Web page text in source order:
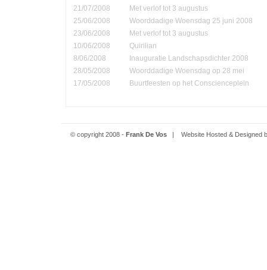
21/07/2008
Met verlof tot 3 augustus
25/06/2008
Woorddadige Woensdag 25 juni 2008
23/06/2008
Met verlof tot 3 augustus
10/06/2008
Quirilian
8/06/2008
Inauguratie Landschapsdichter 2008
28/05/2008
Woorddadige Woensdag op 28 mei
17/05/2008
Buurtfeesten op het Conscienceplein
© copyright 2008 - Frank De Vos| Website Hosted & Designed